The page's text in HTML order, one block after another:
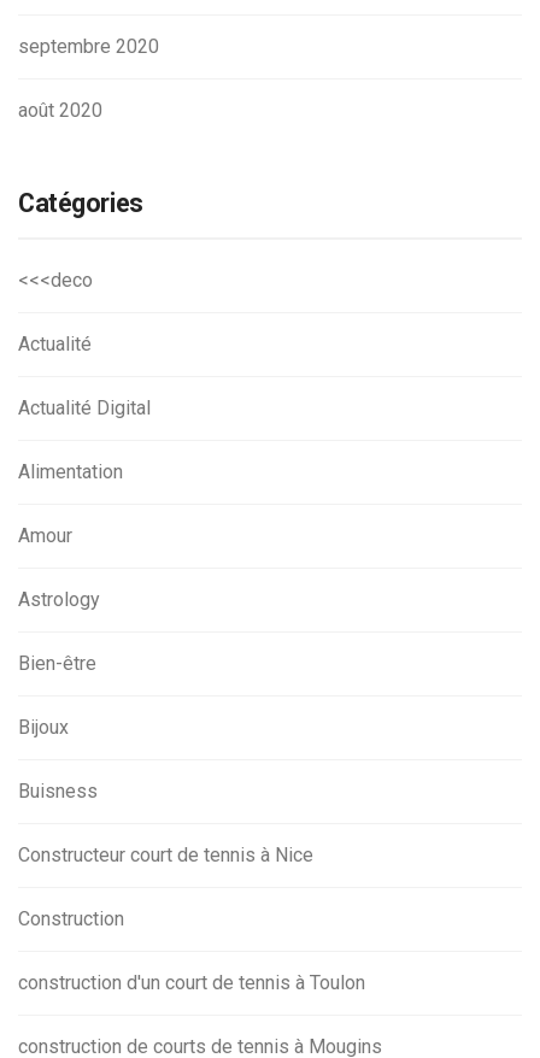
septembre 2020
août 2020
Catégories
<<<deco
Actualité
Actualité Digital
Alimentation
Amour
Astrology
Bien-être
Bijoux
Buisness
Constructeur court de tennis à Nice
Construction
construction d'un court de tennis à Toulon
construction de courts de tennis à Mougins